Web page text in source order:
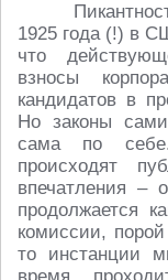
1925 года (!) в
что
взносы
кандидатов в
Но законы
сама по
происходят
впечатления –
продолжается
комиссии,
то инстанции